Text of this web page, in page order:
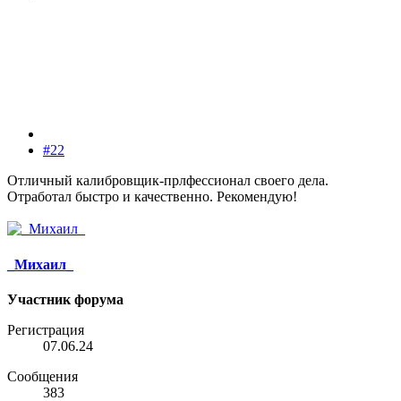
#22
Отличный калибровщик-прлфессионал своего дела.
Отработал быстро и качественно. Рекомендую!
_Михаил_
Участник форума
Регистрация
07.06.24
Сообщения
383